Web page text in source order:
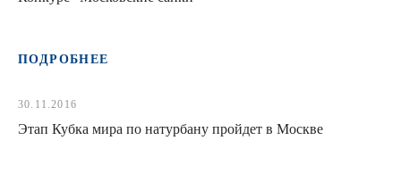
ПОДРОБНЕЕ
30.11.2016
Этап Кубка мира по натурбану пройдет в Москве